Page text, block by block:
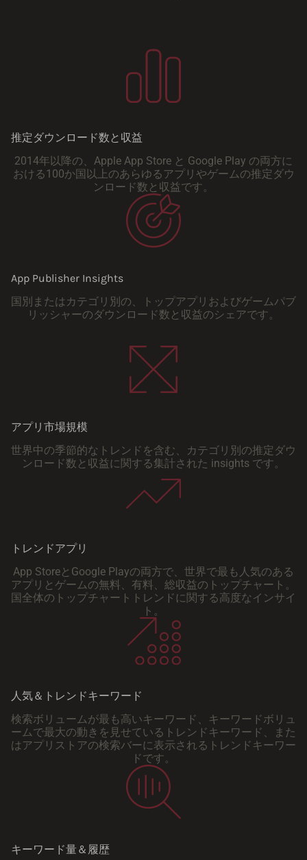
推定ダウンロード数と収益
2014年以降の、Apple App Store と Google Play の両方に
おける100か国以上のあらゆるアプリやゲームの推定ダウ
ンロード数と収益です。
App Publisher Insights
国別またはカテゴリ別の、トップアプリおよびゲームパブ
リッシャーのダウンロード数と収益のシェアです。
アプリ市場規模
世界中の季節的なトレンドを含む、カテゴリ別の推定ダウ
ンロード数と収益に関する集計された insights です。
トレンドアプリ
App StoreとGoogle Playの両方で、世界で最も人気のある
アプリとゲームの無料、有料、総収益のトップチャート。
国全体のトップチャートトレンドに関する高度なインサイ
ト。
人気＆トレンドキーワード
検索ボリュームが最も高いキーワード、キーワードボリュ
ームで最大の動きを見せているトレンドキーワード、また
はアプリストアの検索バーに表示されるトレンドキーワー
ドです。
キーワード量＆履歴